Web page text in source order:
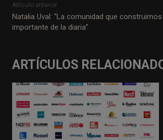
Artículo anterior
Natalia Uval: “La comunidad que
importante de la diaria”
ARTÍCULOS